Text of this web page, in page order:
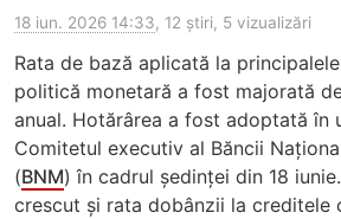
18 iun. 2026 14:33, 12 știri, 5 vizualizări
Rata de bază aplicată la
politică monetară a fost majorată
anual. Hotărârea a fost adoptată în
Comitetul executiv al Băncii
(BNM) în cadrul ședinței din 18
crescut și rata dobânzii la creditele